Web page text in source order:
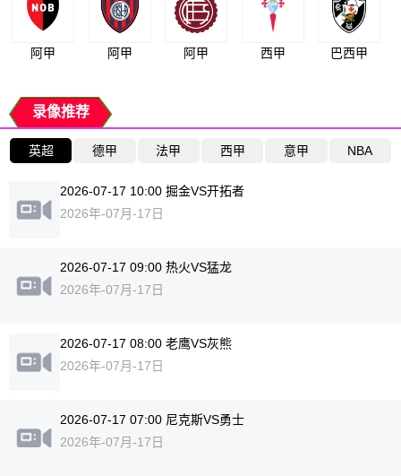
阿甲 阿甲 阿甲 西甲 巴西甲
录像推荐
英超 德甲 法甲 西甲 意甲 NBA
2026-07-17 10:00 掘金VS开拓者
2026年-07月-17日
2026-07-17 09:00 热火VS猛龙
2026年-07月-17日
2026-07-17 08:00 老鹰VS灰熊
2026年-07月-17日
2026-07-17 07:00 尼克斯VS勇士
2026年-07月-17日